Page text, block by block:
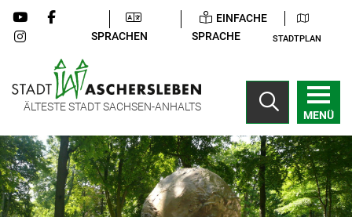
SPRACHEN
EINFACHE
SPRACHE
STADTPLAN
ÄLTESTE STADT SACHSEN-ANHALTS
MENÜ